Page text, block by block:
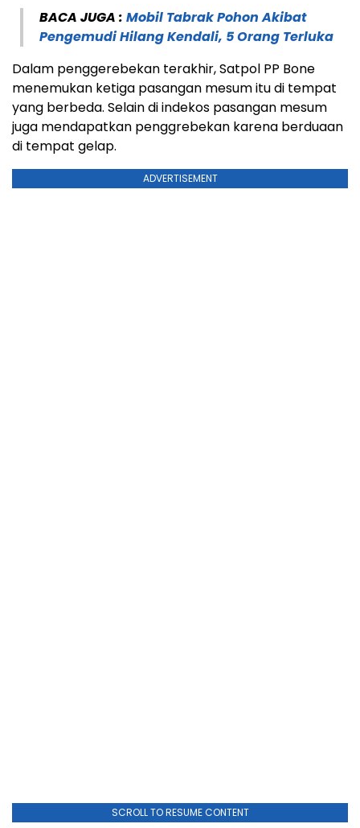
BACA JUGA : Mobil Tabrak Pohon Akibat
Pengemudi Hilang Kendali, 5 Orang Terluka
Dalam penggerebekan terakhir, Satpol PP Bone
menemukan ketiga pasangan mesum itu di tempat
yang berbeda. Selain di indekos pasangan mesum
juga mendapatkan penggrebekan karena berduaan
di tempat gelap.
ADVERTISEMENT
SCROLL TO RESUME CONTENT